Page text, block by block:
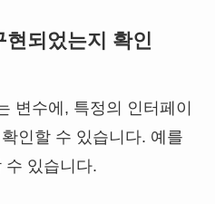
되었는지 확인
변수에, 특정의 인터페이
인할 수 있습니다. 예를
수 있습니다.